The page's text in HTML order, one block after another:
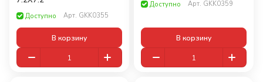
Доступно Арт. GKK0355
В корзину
Доступно Арт. GKK0359
В корзину